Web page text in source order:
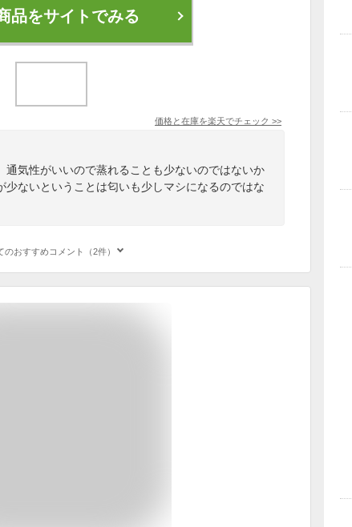
品をサイトでみる
価格と在庫を楽天でチェック >>
通気性がいいので蒸れることも少ないのではないか
少ないということは匂いも少しマシになるのではな
のおすすめコメント（2件）